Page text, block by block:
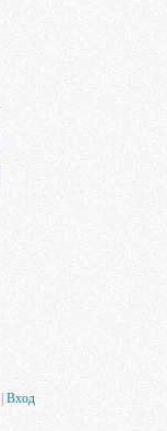
Вход